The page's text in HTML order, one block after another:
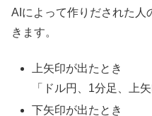
AIによって作りだされた人
きます。
上矢印が出たとき
「ドル円、1分足、上
下矢印が出たとき